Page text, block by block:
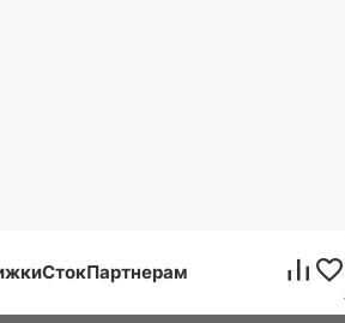
СтокПартнерам